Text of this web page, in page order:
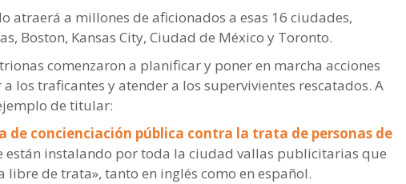
atraerá a millones de aficionados a esas 16 ciudades,
Boston, Kansas City, Ciudad de México y Toronto.
comenzaron a planificar y poner en marcha acciones
los traficantes y atender a los supervivientes rescatados. A
de titular:
de concienciación pública contra la trata de personas de
están instalando por toda la ciudad vallas publicitarias que
libre de trata», tanto en inglés como en español.